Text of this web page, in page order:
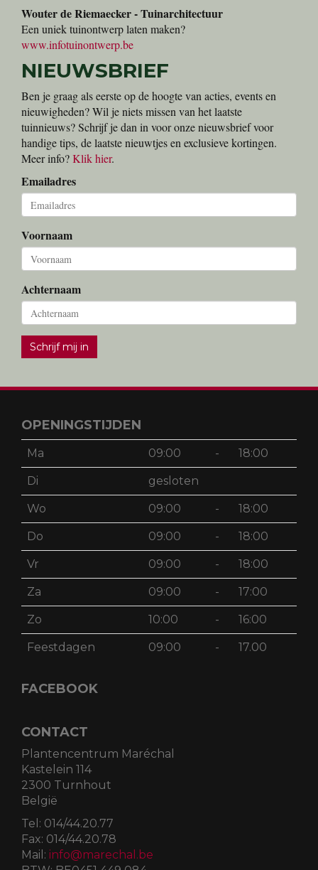
Wouter de Riemaecker - Tuinarchitectuur
Een uniek tuinontwerp laten maken?
www.infotuinontwerp.be
NIEUWSBRIEF
Ben je graag als eerste op de hoogte van acties, events en
nieuwigheden? Wil je niets missen van het laatste
tuinnieuws? Schrijf je dan in voor onze nieuwsbrief voor
handige tips, de laatste nieuwtjes en exclusieve kortingen.
Meer info?Klik hier.
Emailadres
Voornaam
Achternaam
Schrijf mij in
OPENINGSTIJDEN
Ma 09:00 - 18:00
Di gesloten
Wo 09:00 - 18:00
Do 09:00 - 18:00
Vr 09:00 - 18:00
Za 09:00 - 17:00
Zo 10:00 - 16:00
Feestdagen 09:00 - 17.00
FACEBOOK
CONTACT
Plantencentrum Maréchal
Kastelein 114
2300 Turnhout
België
Tel: 014/44.20.77
Fax: 014/44.20.78
Mail: info@marechal.be